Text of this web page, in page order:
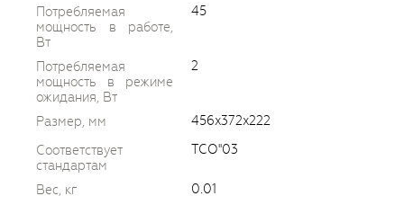
Потребляемая
мощность в работе,
Вт
45
Потребляемая
мощность в режиме
ожидания, Вт
2
Размер, мм
456x372x222
Соответствует
стандартам
TCO''03
Вес, кг 0.01